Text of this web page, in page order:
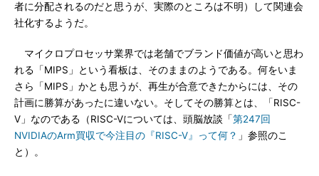
者に分配されるのだと思うが、実際のところは不明）して関連会
社化するようだ。
マイクロプロセッサ業界では老舗でブランド価値が高いと思わ
れる「MIPS」という看板は、そのままのようである。何をいま
さら「MIPS」かとも思うが、再生が合意できたからには、その
計画に勝算があったに違いない。そしてその勝算とは、「RISC-
V」なのである（RISC-Vについては、頭脳放談「第247回
NVIDIAのArm買収で今注目の『RISC-V』って何？ 」参照のこ
と）。